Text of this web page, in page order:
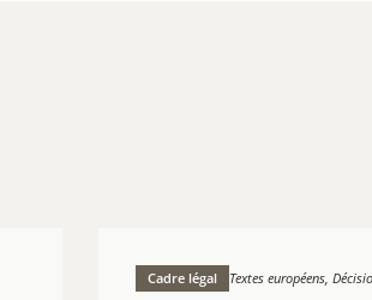
Cadre légal Textes européens,